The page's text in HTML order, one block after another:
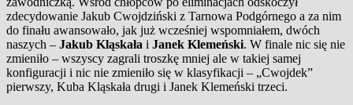
zdecydowanie Jakub Cwojdziński z Tarnowa Podgórnego a za nim
do finału awansowało, jak już wcześniej wspomniałem, dwóch
naszych – Jakub Kląskała i Janek Klemeński. W finale nic się nie
zmieniło – wszyscy zagrali troszkę mniej ale w takiej samej
konfiguracji i nic nie zmieniło się w klasyfikacji – „Cwojdek”
pierwszy, Kuba Kląskała drugi i Janek Klemeński trzeci.